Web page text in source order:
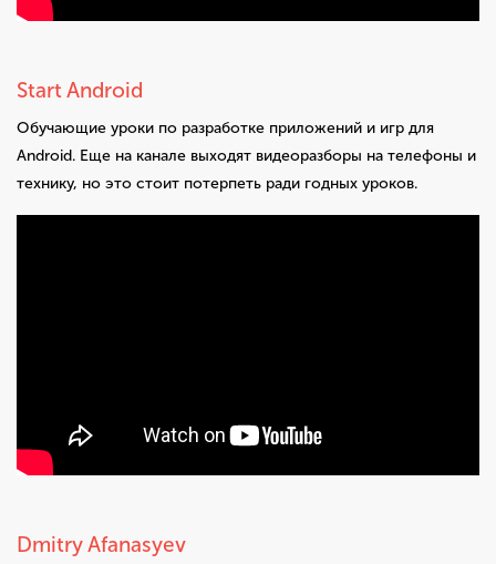
Start Android
Обучающие уроки по разработке приложений и игр для
Android. Еще на канале выходят видеоразборы на телефоны и
технику, но это стоит потерпеть ради годных уроков.
Dmitry Afanasyev